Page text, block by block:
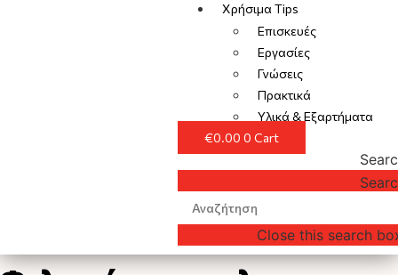
Χρήσιμα Tips
Επισκευές
Εργασίες
Γνώσεις
Πρακτικά
Υλικά & Εξαρτήματα
€0.00 0 Cart
Close this search